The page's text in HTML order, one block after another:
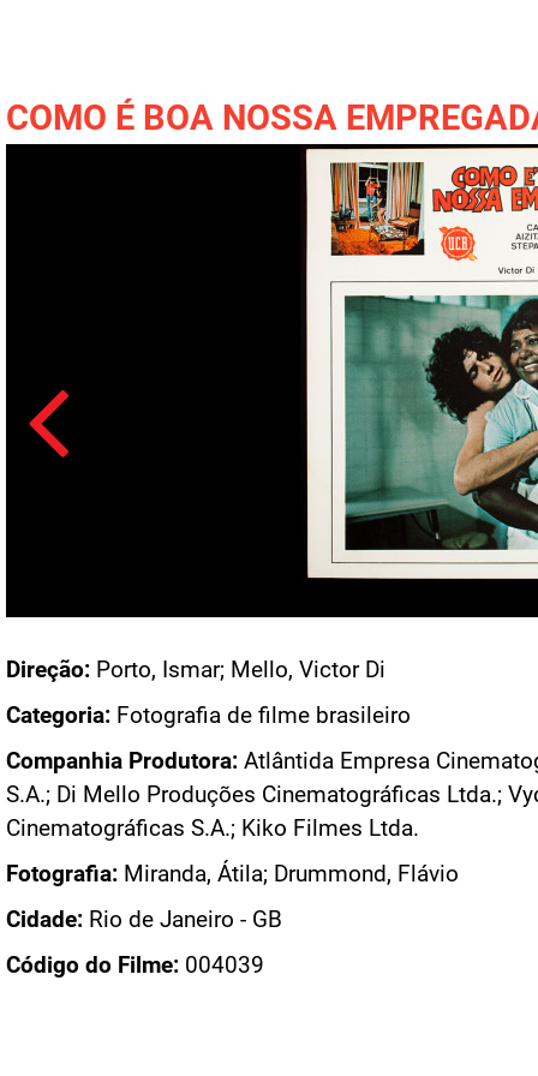
COMO É BOA NOSSA
Direção: Porto, Ismar; Mello, Victor Di
Categoria: Fotografia de filme brasileiro
Companhia Produtora: Atlântida Empresa
S.A.; Di Mello Produções Cinematográficas Ltda.;
Cinematográficas S.A.; Kiko Filmes Ltda.
Fotografia: Miranda, Átila; Drummond, Flávio
Cidade: Rio de Janeiro - GB
Código do Filme: 004039